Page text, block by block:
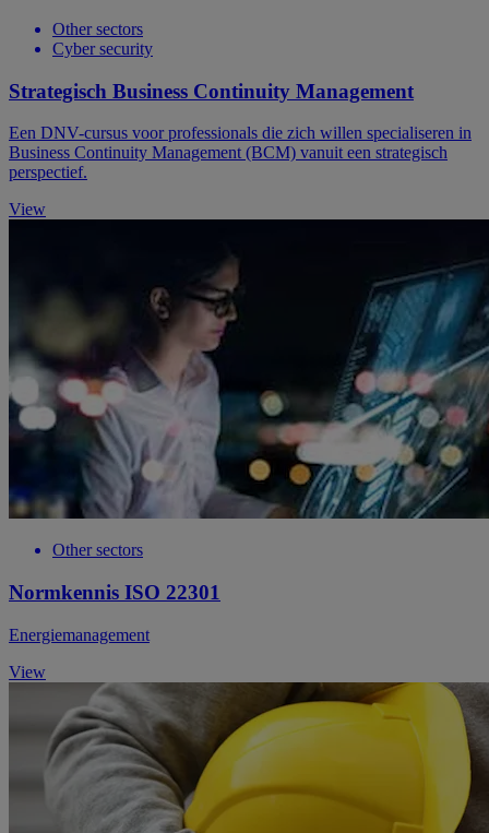
Other sectors
Cyber security
Strategisch Business Continuity Management
Een DNV-cursus voor professionals die zich willen specialiseren in
Business Continuity Management (BCM) vanuit een strategisch
perspectief.
View
Other sectors
Normkennis ISO 22301
Energiemanagement
View